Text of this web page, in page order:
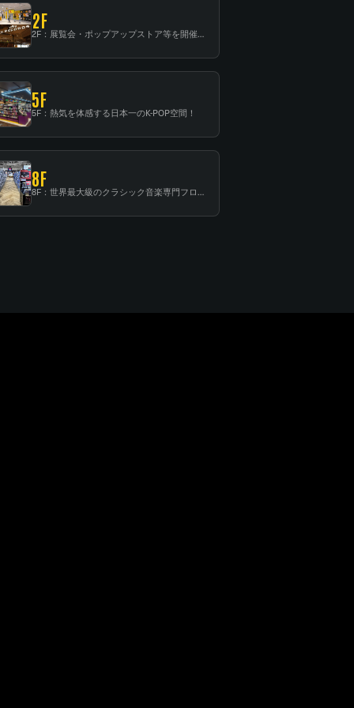
2F
2F：展覧会・ポップアップストア等を開催！大型催事スペース「TOWER SPACE SHIBUYA」
5F
5F：熱気を体感する日本一のK-POP空間！
8F
8F：世界最大級のクラシック音楽専門フロア！